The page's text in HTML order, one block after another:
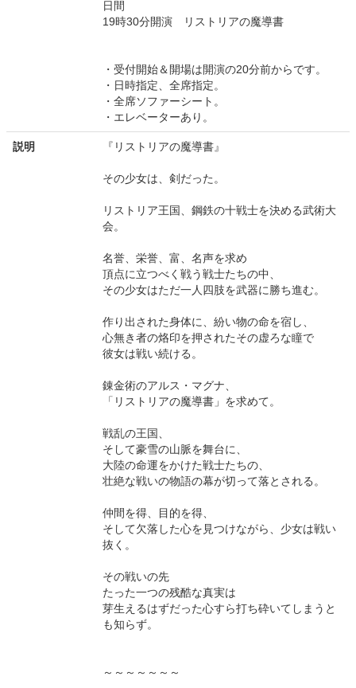
日間
19時30分開演 リストリアの魔導書
・受付開始＆開場は開演の20分前からです。
・日時指定、全席指定。
・全席ソファーシート。
・エレベーターあり。
説明 『リストリアの魔導書』
その少女は、剣だった。
リストリア王国、鋼鉄の十戦士を決める武術大
会。
名誉、栄誉、富、名声を求め
頂点に立つべく戦う戦士たちの中、
その少女はただ一人四肢を武器に勝ち進む。
作り出された身体に、紛い物の命を宿し、
心無き者の烙印を押されたその虚ろな瞳で
彼女は戦い続ける。
錬金術のアルス・マグナ、
「リストリアの魔導書」を求めて。
戦乱の王国、
そして豪雪の山脈を舞台に、
大陸の命運をかけた戦士たちの、
壮絶な戦いの物語の幕が切って落とされる。
仲間を得、目的を得、
そして欠落した心を見つけながら、少女は戦い
抜く。
その戦いの先
たった一つの残酷な真実は
芽生えるはずだった心すら打ち砕いてしまうと
も知らず。
～～～～～～～